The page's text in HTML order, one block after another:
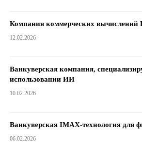
Компания коммерческих вычислений
12.02.2026
Ванкуверская компания,
использовании ИИ
10.02.2026
Ванкуверская IMAX-технология для
06.02.2026